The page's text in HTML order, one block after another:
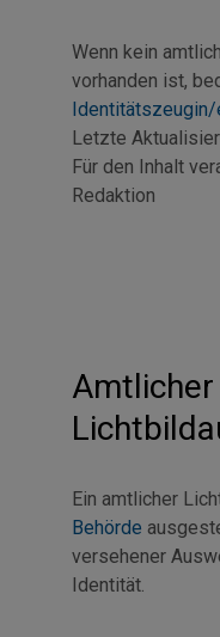
Wenn kein
vorhanden ist,
Letzte
Für den Inhalt
Redaktion
Amtlicher
Ein amtlicher
Behörde
versehener
Identität.